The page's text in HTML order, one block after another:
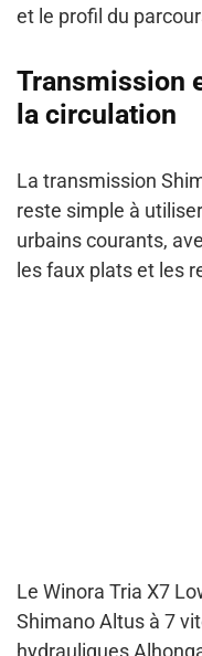
et le profil du
Transmission
la circulation
La transmission
reste simple à
urbains courants,
les faux plats et les
Le Winora Tria X7
Shimano Altus à 7
hydrauliques